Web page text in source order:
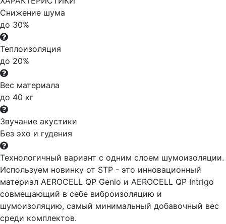
Снижение шума
до 30%
Теплоизоляция
до 20%
Вес материала
до 40 кг
Звучание акустики
Без эхо и гудения
Технологичный вариант с одним слоем шумоизоляции.
Используем новинку от STP - это инновационный
материал AEROCELL QP Genio и AEROCELL QP Intrigo
совмещающий в себе виброизоляцию и
шумоизоляцию, самый минимальный добавочный вес
среди комплектов.